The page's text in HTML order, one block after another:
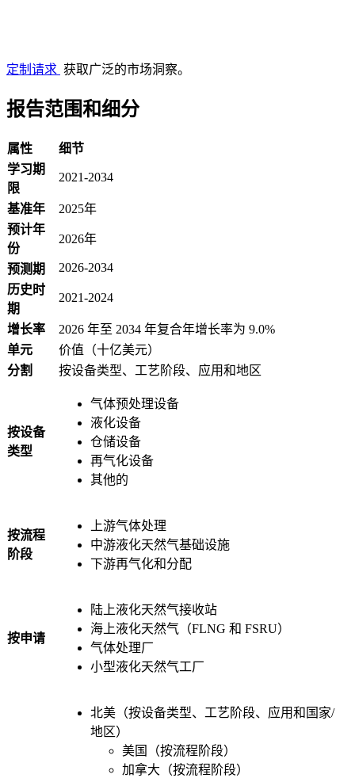
定制请求 获取广泛的市场洞察。
报告范围和细分
属性
细节
学习期
限
2021-2034
基准年
2025年
预计年
份
2026年
预测期
2026-2034
历史时
期
2021-2024
增长率
2026 年至 2034 年复合年增长率为 9.0%
单元
价值（十亿美元）
分割
按设备类型、工艺阶段、应用和地区
按设备
类型
气体预处理设备
液化设备
仓储设备
再气化设备
其他的
按流程
阶段
上游气体处理
中游液化天然气基础设施
下游再气化和分配
按申请
陆上液化天然气接收站
海上液化天然气（FLNG 和 FSRU）
气体处理厂
小型液化天然气工厂
北美（按设备类型、工艺阶段、应用和国家/
地区）
美国（按流程阶段）
加拿大（按流程阶段）